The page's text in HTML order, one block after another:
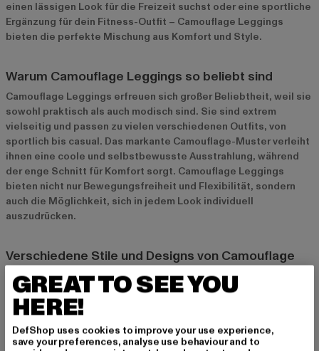
einen lässigen Look für die Freizeit suchst oder eine sportliche
Ergänzung für dein Fitness-Outfit – Camouflage Leggings
bieten die perfekte Mischung aus Komfort und Style.
Warum Camouflage Leggings so beliebt sind
Camouflage Leggings erfreuen sich großer Beliebtheit, weil sie
sowohl praktisch als auch modisch sind. Sie sind extrem
vielseitig und passen zu vielen verschiedenen Outfits, von
sportlich bis casual. Das markante Camouflage-Muster verleiht
ihnen eine coole und selbstbewusste Ausstrahlung, während
der enge Schnitt für Komfort sorgt. Camouflage Leggings
bieten nicht nur Bewegungsfreiheit und Flexibilität, sondern
auch die Möglichkeit, sich in jedem Look individuell
auszudrücken.
Verschiedene Stile und Designs von Camouflage
Leggings
High-Waist, Low-Waist und andere Schnitte
Camouflage Leggings gibt es in verschiedenen Schnitten, die
jedem Geschmack und Körperbau gerecht werden. High-Waist-
Modelle sind besonders beliebt, da sie eine schmeichelhafte
GREAT TO SEE YOU
HERE!
DefShop uses cookies to improve your use experience,
save your preferences, analyse use behaviour and to